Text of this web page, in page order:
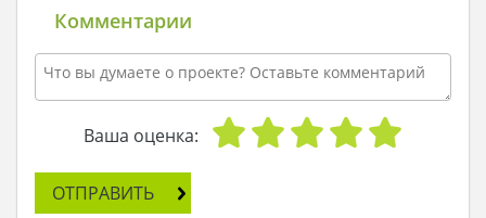
солидность постройки. Белоснежные стены
будут прекрасным фоном для щедрой на
окраску загородной зелени. Строение
органично смотрится как в окружении
цветочных хороводов, так и точечной
утонченной по форме растительности.
небольшого по размерам отдельного
помещения, которое можно использовать как
Комментарии
Ваша оценка:
ОТПРАВИТЬ